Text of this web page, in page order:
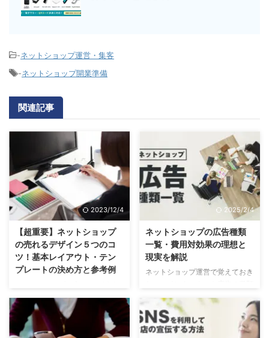
-ネットショップ運営・集客
-ネットショップ開業準備
関連記事
2023/12/4
【超重要】ネットショップ
の売れるデザイン５つのコ
ツ！基本レイアウト・テン
プレートの決め方と参考例
を決めるための５つのコツをご紹
介します。 こんな方にオススメ
の記事 自分のお店に最適なテン
プレートを知りたい方。 売れる
2025/2/4
ネットショップの広告種類
一覧・費用対効果の理想と
現実を解説
ネットショップ運営で覚えておき
一覧と、広告の効果がよくわかる
基礎知識について解説します。
こんな方に読んでほしい記事で
す。 はじめてインターネット広